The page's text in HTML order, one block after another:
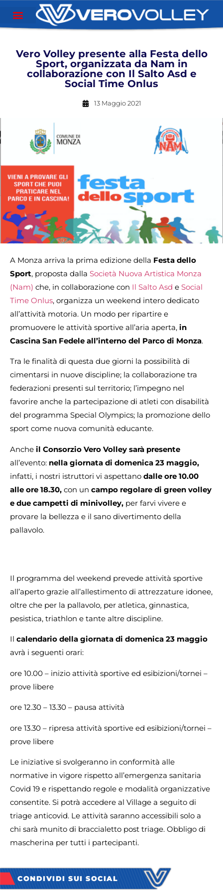
Vero Volley presente alla Festa dello
Sport, organizzata da Nam in
collaborazione con Il Salto Asd e
Social Time Onlus
13 Maggio 2021
A Monza arriva la prima edizione della Festa dello
Sport, proposta dalla Società Nuova Artistica Monza
(Nam) che, in collaborazione con Il Salto Asd e Social
Time Onlus, organizza un weekend intero dedicato
all’attività motoria. Un modo per ripartire e
promuovere le attività sportive all’aria aperta, in
Cascina San Fedele all’interno del Parco di Monza.
Tra le finalità di questa due giorni la possibilità di
cimentarsi in nuove discipline; la collaborazione tra
federazioni presenti sul territorio; l’impegno nel
favorire anche la partecipazione di atleti con disabilità
del programma Special Olympics; la promozione dello
sport come nuova comunità educante.
Anche il Consorzio Vero Volley sarà presente
all’evento: nella giornata di domenica 23 maggio,
infatti, i nostri istruttori vi aspettano dalle ore 10.00
alle ore 18.30, con un campo regolare di green volley
e due campetti di minivolley, per farvi vivere e
provare la bellezza e il sano divertimento della
pallavolo.
Il programma del weekend prevede attività sportive
all’aperto grazie all’allestimento di attrezzature idonee,
oltre che per la pallavolo, per atletica, ginnastica,
pesistica, triathlon e tante altre discipline.
Il calendario della giornata di domenica 23 maggio
avrà i seguenti orari:
ore 10.00 – inizio attività sportive ed esibizioni/tornei –
prove libere
ore 12.30 – 13.30 – pausa attività
ore 13.30 – ripresa attività sportive ed esibizioni/tornei –
prove libere
Le iniziative si svolgeranno in conformità alle
normative in vigore rispetto all’emergenza sanitaria
Covid 19 e rispettando regole e modalità organizzative
consentite. Si potrà accedere al Village a seguito di
triage anticovid. Le attività saranno accessibili solo a
chi sarà munito di braccialetto post triage. Obbligo di
mascherina per tutti i partecipanti.
CONDIVIDI SUI SOCIAL